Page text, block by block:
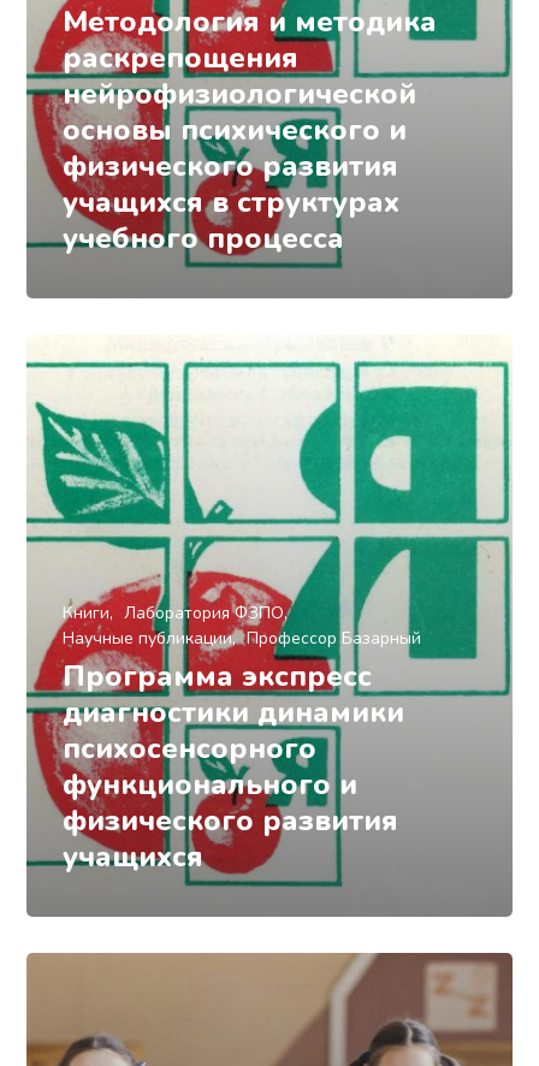
Методология и методика
раскрепощения
нейрофизиологической
основы психического и
физического развития
учащихся в структурах
учебного процесса
Книги
Лаборатория ФЗПО
Научные публикации
Профессор Базарный
Программа экспресс
диагностики динамики
психосенсорного
функционального и
физического развития
учащихся